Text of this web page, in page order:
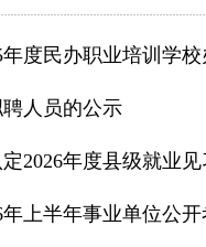
度民办职业培训学
人员的公示
2026年度县级就业
上半年事业单位公